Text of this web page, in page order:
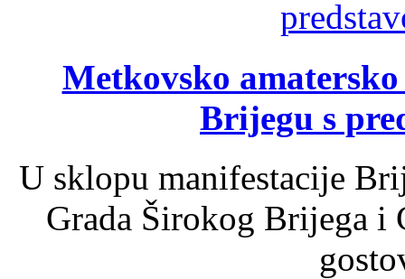
Metkovsko
Brijegu s
U sklopu manifestacije
Grada Širokog Brijega